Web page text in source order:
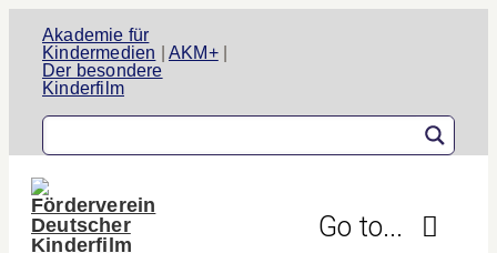
Zum
Inhalt
springen
Akademie für
Kindermedien
AKM+|
Der besondere
Kinderfilm
Go to...